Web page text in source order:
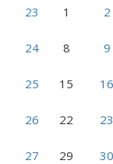
23 1 2
24 8 9
25 15 16
26 22 23
27 29 30